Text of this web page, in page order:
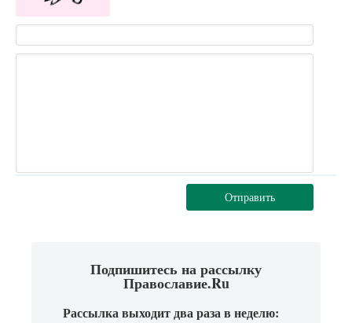
Отправить
Подпишитесь на рассылку
Православие.Ru
Рассылка выходит два раза в неделю: